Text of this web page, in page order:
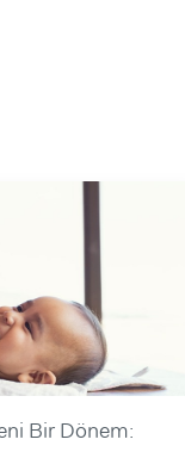
Bir Dönem: